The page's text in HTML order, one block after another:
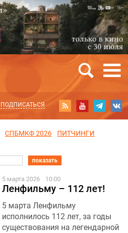
ПОДПИСАТЬСЯ
СПБМКФ 2026
ПИТЧИНГИ
показать
5 марта 2026 10:00
Ленфильму – 112 лет!
5 марта Ленфильму
исполнилось 112 лет, за годы
существования на легендарной